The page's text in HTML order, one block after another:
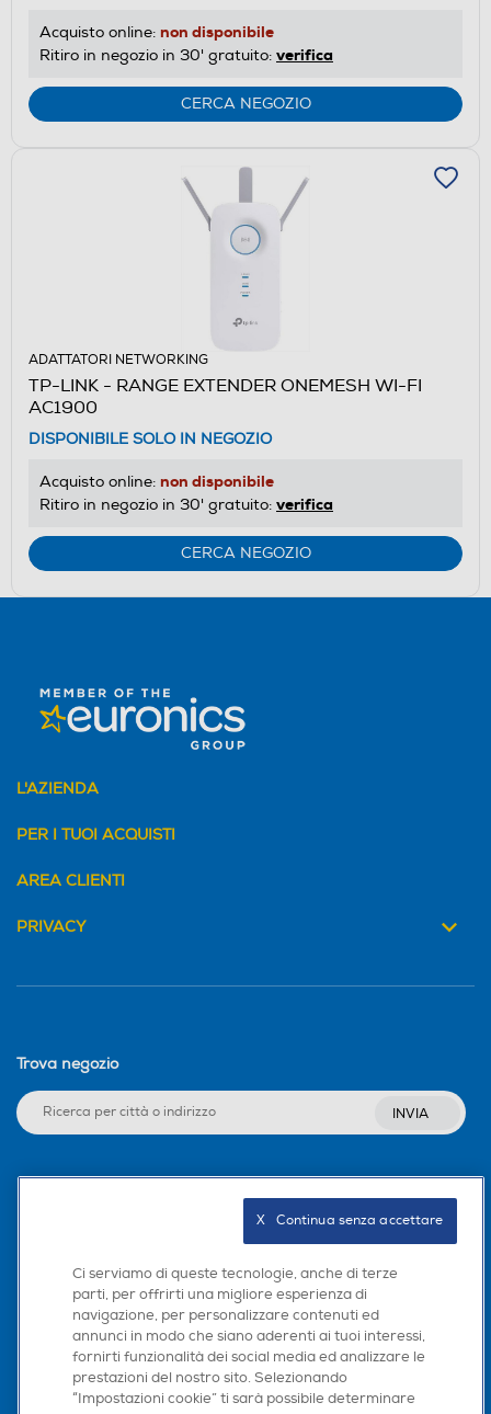
Acquisto online: non disponibile
Ritiro in negozio in 30' gratuito: verifica
CERCA NEGOZIO
ADATTATORI NETWORKING
TP-LINK - RANGE EXTENDER ONEMESH WI-FI
AC1900
DISPONIBILE SOLO IN NEGOZIO
Acquisto online: non disponibile
Ritiro in negozio in 30' gratuito: verifica
CERCA NEGOZIO
L'AZIENDA
PER I TUOI ACQUISTI
AREA CLIENTI
PRIVACY
Trova negozio
INVIA
Scarica la nostra app
Ci serviamo di queste tecnologie, anche di terze
parti, per offrirti una migliore esperienza di
navigazione, per personalizzare contenuti ed
annunci in modo che siano aderenti ai tuoi interessi,
fornirti funzionalità dei social media ed analizzare le
prestazioni del nostro sito. Selezionando
“Impostazioni cookie” ti sarà possibile determinare
X   Continua senza accettare